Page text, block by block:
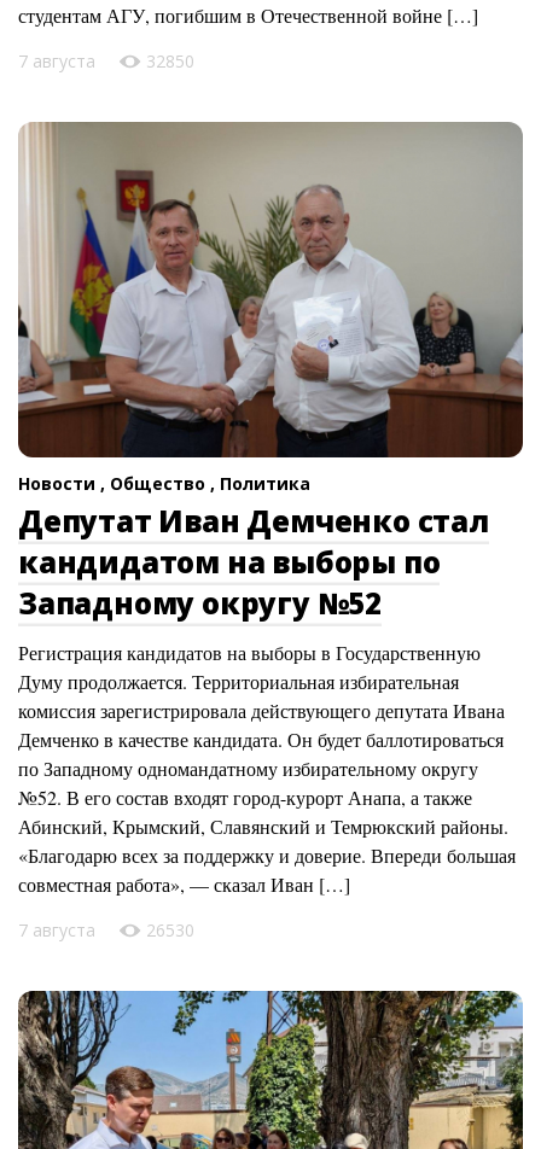
студентам АГУ, погибшим в Отечественной войне […]
7 августа 32850
Новости , Общество , Политика
Депутат Иван Демченко стал
кандидатом на выборы по
Западному округу №52
Регистрация кандидатов на выборы в Государственную
Думу продолжается. Территориальная избирательная
комиссия зарегистрировала действующего депутата Ивана
Демченко в качестве кандидата. Он будет баллотироваться
по Западному одномандатному избирательному округу
№52. В его состав входят город-курорт Анапа, а также
Абинский, Крымский, Славянский и Темрюкский районы.
«Благодарю всех за поддержку и доверие. Впереди большая
совместная работа», — сказал Иван […]
7 августа 26530